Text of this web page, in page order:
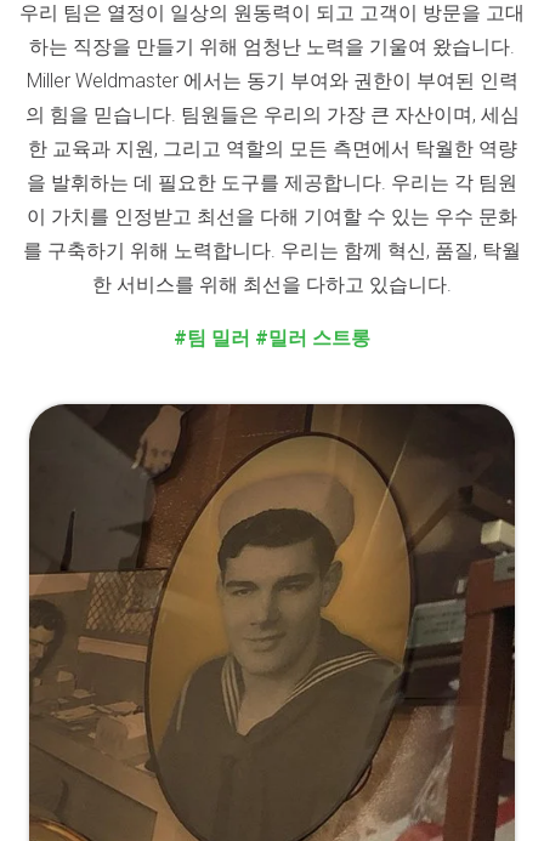
우리 팀은 열정이 일상의 원동력이 되고 고객이 방문을 고대
하는 직장을 만들기 위해 엄청난 노력을 기울여 왔습니다.
Miller Weldmaster 에서는 동기 부여와 권한이 부여된 인력
의 힘을 믿습니다. 팀원들은 우리의 가장 큰 자산이며, 세심
한 교육과 지원, 그리고 역할의 모든 측면에서 탁월한 역량
을 발휘하는 데 필요한 도구를 제공합니다. 우리는 각 팀원
이 가치를 인정받고 최선을 다해 기여할 수 있는 우수 문화
를 구축하기 위해 노력합니다. 우리는 함께 혁신, 품질, 탁월
한 서비스를 위해 최선을 다하고 있습니다.
#팀 밀러 #밀러 스트롱